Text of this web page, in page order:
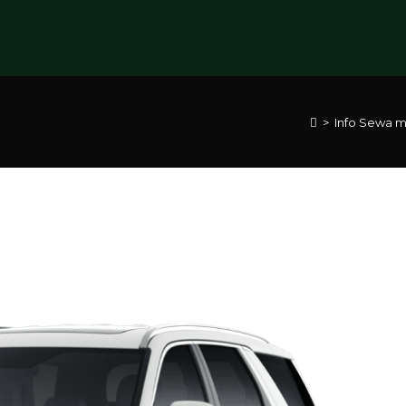
> Info Sewa